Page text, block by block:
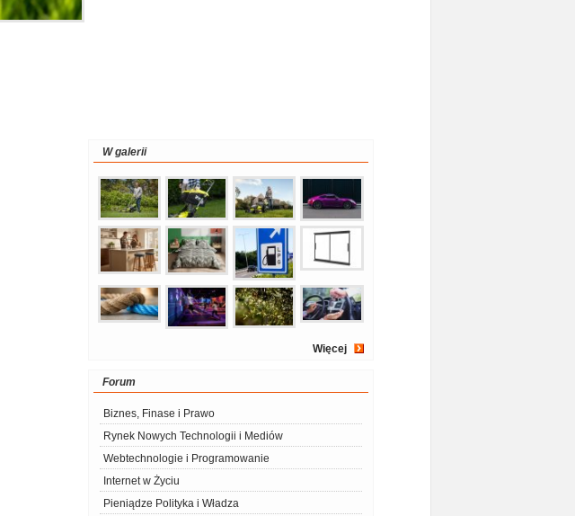
W galerii
Więcej
Forum
Biznes, Finase i Prawo
Rynek Nowych Technologii i Mediów
Webtechnologie i Programowanie
Internet w Życiu
Pieniądze Polityka i Władza